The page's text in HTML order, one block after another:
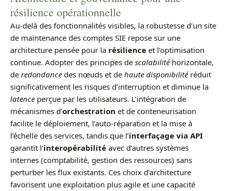
résilience opérationnelle
Au-delà des fonctionnalités visibles, la robustesse d’un site
de maintenance des comptes SIE repose sur une
architecture pensée pour la résilience et l’optimisation
continue. Adopter des principes de scalabilitéhorizontale,
de redondance des nœuds et de haute disponibilitéréduit
significativement les risques d’interruption et diminue la
latence perçue par les utilisateurs. L’intégration de
mécanismes d’orchestration et de conteneurisation
facilite le déploiement, l’auto-réparation et la mise à
l’échelle des services, tandis que l’interfaçage via API
garantit l’interopérabilité avec d’autres systèmes
internes (comptabilité, gestion des ressources) sans
perturber les flux existants. Ces choix d’architecture
favorisent une exploitation plus agile et une capacité